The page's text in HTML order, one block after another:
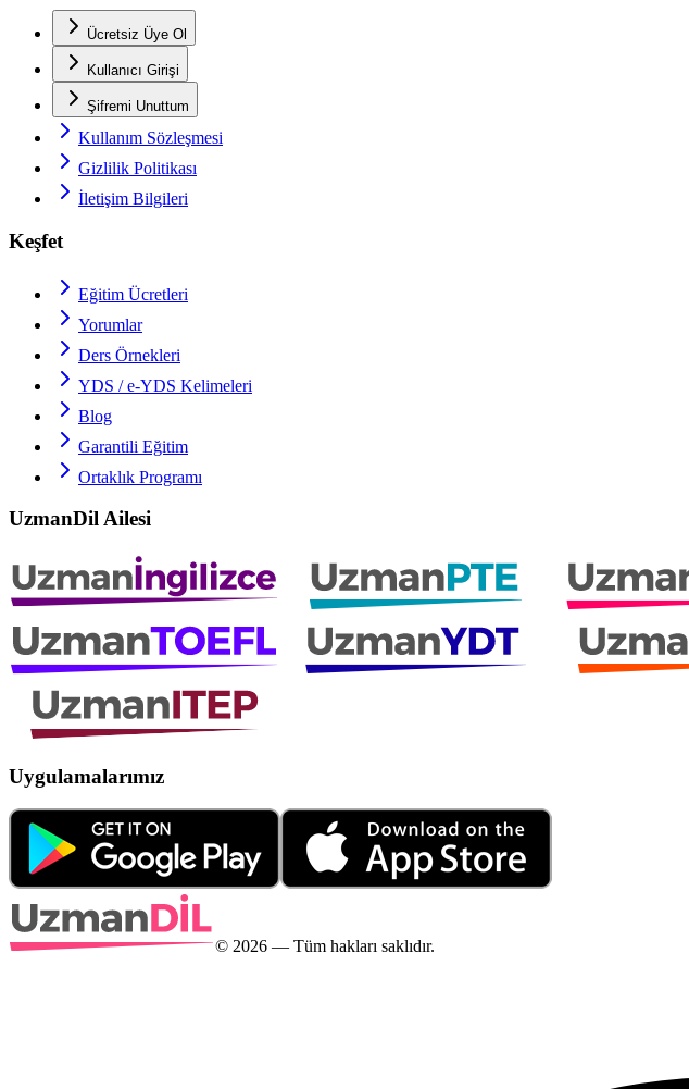
Ücretsiz Üye Ol
Kullanıcı Girişi
Şifremi Unuttum
Kullanım Sözleşmesi
Gizlilik Politikası
İletişim Bilgileri
Keşfet
Eğitim Ücretleri
Yorumlar
Ders Örnekleri
YDS / e-YDS Kelimeleri
Blog
Garantili Eğitim
Ortaklık Programı
UzmanDil Ailesi
Uygulamalarımız
© 2026 — Tüm hakları saklıdır.